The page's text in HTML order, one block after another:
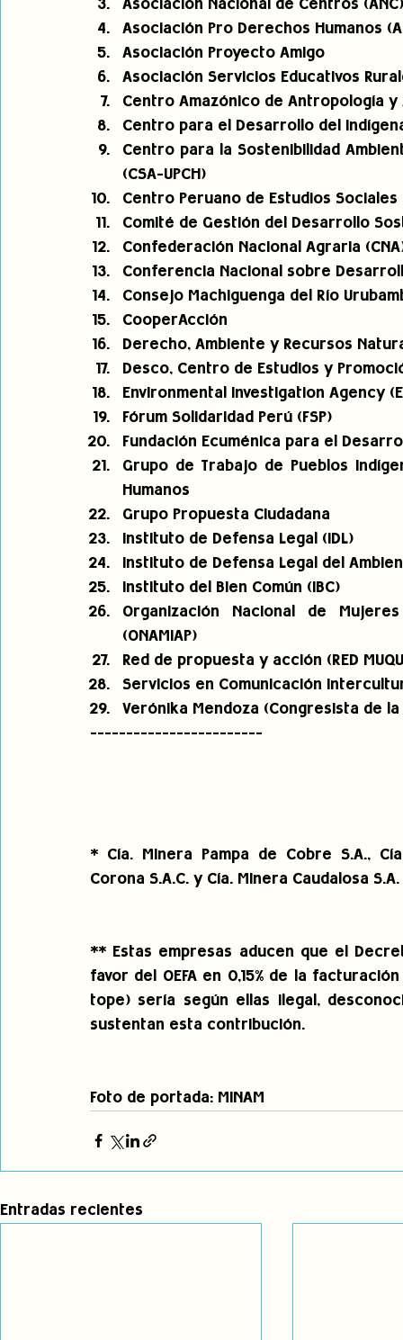
Asociación Nacional de Centros (ANC)
Asociación Pro Derechos Humanos
Asociación Proyecto Amigo
Asociación Servicios Educativos
Centro Amazónico de Antropología y
Centro para el Desarrollo del
Centro para la Sostenibilidad
(CSA-UPCH)
Centro Peruano de Estudios Sociales
Comité de Gestión del Desarrollo
Confederación Nacional Agraria
Conferencia Nacional sobre
Consejo Machiguenga del Río
CooperAcción
Derecho, Ambiente y Recursos
Desco, Centro de Estudios y
Environmental Investigation Agency
Fórum Solidaridad Perú (FSP)
Fundación Ecuménica para el
Grupo de Trabajo de Pueblos
Humanos
Grupo Propuesta Ciudadana
Instituto de Defensa Legal (IDL)
Instituto de Defensa Legal del
Instituto del Bien Común (IBC)
Organización Nacional de
(ONAMIAP)
Red de propuesta y acción (RED
Servicios en Comunicación
Verónika Mendoza (Congresista de la
------------------------
* Cía. Minera Pampa de Cobre S.A.,
Corona S.A.C. y Cía. Minera Caudalosa S.A.
** Estas empresas aducen que el
favor del OEFA en 0,15% de la
tope) sería según ellas ilegal,
sustentan esta contribución.
Foto de portada: MINAM
Entradas recientes